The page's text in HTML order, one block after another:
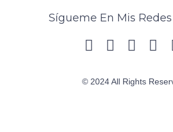
Sígueme En Mis
© 2024 All Rights